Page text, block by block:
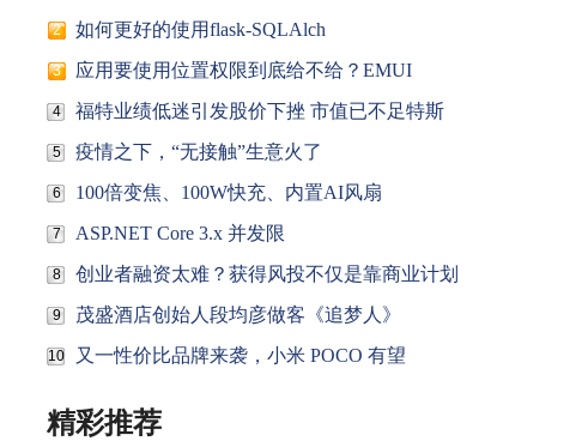
2 如何更好的使用flask-SQLAlch
3 应用要使用位置权限到底给不给？EMUI
4 福特业绩低迷引发股价下挫 市值已不足特斯
5 疫情之下，“无接触”生意火了
6 100倍变焦、100W快充、内置AI风扇
7 ASP.NET Core 3.x 并发限
8 创业者融资太难？获得风投不仅是靠商业计划
9 茂盛酒店创始人段均彦做客《追梦人》
10 又一性价比品牌来袭，小米 POCO 有望
精彩推荐